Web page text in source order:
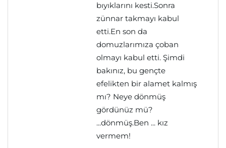
bıyıklarını kesti.Sonra
zünnar takmayı kabul
etti.En son da
domuzlarımıza çoban
olmayı kabul etti. Şimdi
bakınız, bu gençte
efelikten bir alamet kalmış
mı? Neye dönmüş
gördünüz mü?
...dönmüş.Ben ... kız
vermem!